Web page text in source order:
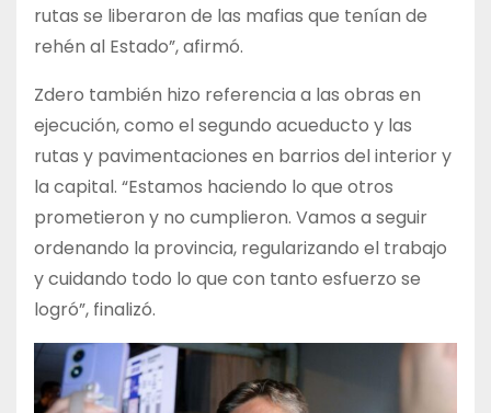
rutas se liberaron de las mafias que tenían de
rehén al Estado”, afirmó.
Zdero también hizo referencia a las obras en
ejecución, como el segundo acueducto y las
rutas y pavimentaciones en barrios del interior y
la capital. “Estamos haciendo lo que otros
prometieron y no cumplieron. Vamos a seguir
ordenando la provincia, regularizando el trabajo
y cuidando todo lo que con tanto esfuerzo se
logró”, finalizó.